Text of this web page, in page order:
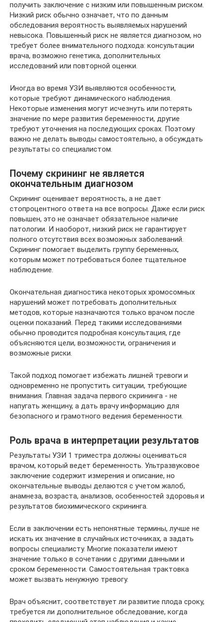
получить заключение с низким или повышенным риском.
Низкий риск обычно означает, что по данным
обследования вероятность выявляемых нарушений
невысока. Повышенный риск не является диагнозом, но
требует более внимательного подхода: консультации
врача, возможно генетика, дополнительных
исследований или повторной оценки.
Иногда во время УЗИ выявляются особенности,
которые требуют динамического наблюдения.
Некоторые изменения могут исчезнуть или потерять
значение по мере развития беременности, другие
требуют уточнения на последующих сроках. Поэтому
важно не делать выводы самостоятельно, а обсуждать
результаты со специалистом.
Почему скрининг не является
окончательным диагнозом
Скрининг оценивает вероятность, а не дает
стопроцентного ответа на все вопросы. Даже если риск
повышен, это не означает обязательное наличие
патологии. И наоборот, низкий риск не гарантирует
полного отсутствия всех возможных заболеваний.
Скрининг помогает выделить группу беременных,
которым может потребоваться более тщательное
наблюдение.
Окончательная диагностика некоторых хромосомных
нарушений может потребовать дополнительных
методов, которые назначаются только врачом после
оценки показаний. Перед такими исследованиями
обычно проводится подробная консультация, где
объясняются цели, возможности, ограничения и
возможные риски.
Такой подход помогает избежать лишней тревоги и
одновременно не пропустить ситуации, требующие
внимания. Главная задача первого скрининга - не
напугать женщину, а дать врачу информацию для
безопасного и грамотного ведения беременности.
Роль врача в интерпретации результатов
Результаты УЗИ 1 триместра должны оцениваться
врачом, который ведет беременность. Ультразвуковое
заключение содержит измерения и описание, но
окончательные выводы делаются с учетом жалоб,
анамнеза, возраста, анализов, особенностей здоровья и
результатов биохимического скрининга.
Если в заключении есть непонятные термины, лучше не
искать их значение в случайных источниках, а задать
вопросы специалисту. Многие показатели имеют
значение только в сочетании с другими данными и
сроком беременности. Самостоятельная трактовка
может вызвать ненужную тревогу.
Врач объяснит, соответствует ли развитие плода сроку,
требуется ли дополнительное обследование, когда